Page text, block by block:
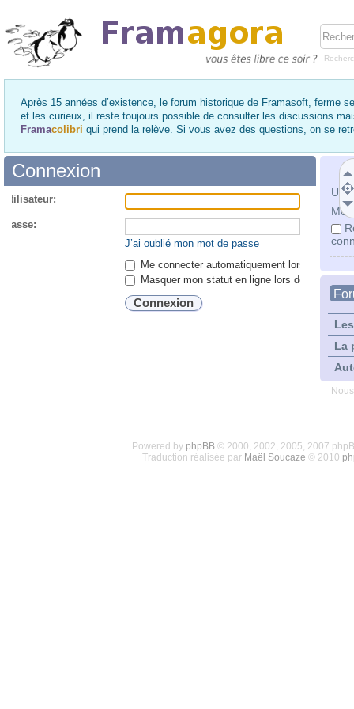
Après 15 années d’existence, le forum historique de Framasoft, ferme
et les curieux, il reste toujours possible de consulter les discussions
Framacolibri qui prend la relève. Si vous avez des questions, on se
Mot
La
Connexion
passe:
J’ai oublié mon mot de passe
Me connecter automatiquement lors de
Masquer mon statut en ligne lors de cette
Powered by phpBB© 2000, 2002, 2005, 2007
Traduction réalisée par Maël Soucaze © 2010